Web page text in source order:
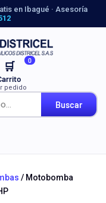
en Ibagué · Asesoría
Buscar
🛒 0
pedido
/ Motobomba